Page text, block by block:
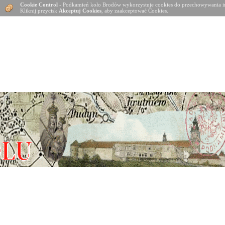
Cookie Control - Podkamień koło Brodów wykorzystuje cookies do
Kliknij przycisk Akceptuj Cookies , aby zaakceptować Cookies.